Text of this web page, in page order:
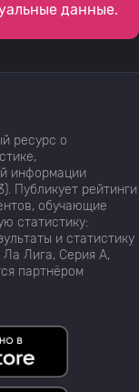
данные.
ресурс о
информации
Публикует рейтинги
обучающие
статистику:
и статистику
Лига, Серия А,
партнёром